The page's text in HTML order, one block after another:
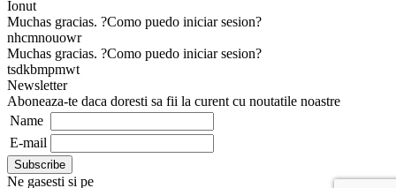
Ionut
Muchas gracias. ?Como puedo iniciar sesion?
nhcmnouowr
Muchas gracias. ?Como puedo iniciar sesion?
tsdkbmpmwt
Newsletter
Aboneaza-te daca doresti sa fii la curent cu noutatile noastre
Name
E-mail
Ne gasesti si pe